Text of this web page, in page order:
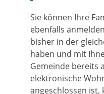
Sie können Ihre
ebenfalls
bisher in der
haben und mit
Gemeinde bereits
elektronische
angeschlossen ist,